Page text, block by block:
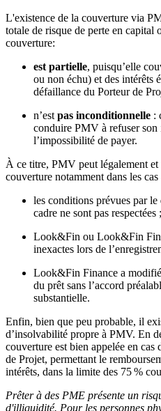
L'existence de la couverture via
totale de risque de perte en capital
couverture:
est partielle, puisqu’elle
ou non échu) et des intérêts
défaillance du Porteur de
n’est pas inconditionnelle :
conduire PMV à refuser son
l’impossibilité de payer.
À ce titre, PMV peut légalement
couverture notamment dans les cas
les conditions prévues par
cadre ne sont pas respectées ;
Look&Fin ou Look&Fin
inexactes lors de
Look&Fin Finance a
du prêt sans l’accord
substantielle.
Enfin, bien que peu probable, il
d’insolvabilité propre à PMV. En
couverture est bien appelée en
de Projet, permettant le
intérêts, dans la limite des 75 %
Prêter à des PME présente un
d'illiquidité. Pour les personnes